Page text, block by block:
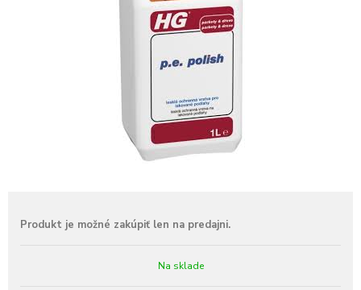
Na sklade